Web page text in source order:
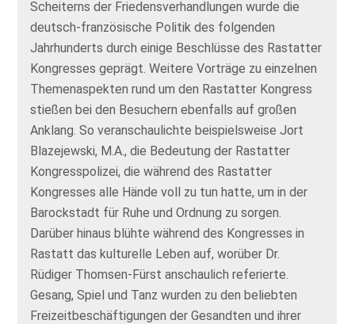
Scheiterns der Friedensverhandlungen wurde die
deutsch-französische Politik des folgenden
Jahrhunderts durch einige Beschlüsse des Rastatter
Kongresses geprägt. Weitere Vorträge zu einzelnen
Themenaspekten rund um den Rastatter Kongress
stießen bei den Besuchern ebenfalls auf großen
Anklang. So veranschaulichte beispielsweise Jort
Blazejewski, M.A., die Bedeutung der Rastatter
Kongresspolizei, die während des Rastatter
Kongresses alle Hände voll zu tun hatte, um in der
Barockstadt für Ruhe und Ordnung zu sorgen.
Darüber hinaus blühte während des Kongresses in
Rastatt das kulturelle Leben auf, worüber Dr.
Rüdiger Thomsen-Fürst anschaulich referierte.
Gesang, Spiel und Tanz wurden zu den beliebten
Freizeitbeschäftigungen der Gesandten und ihrer